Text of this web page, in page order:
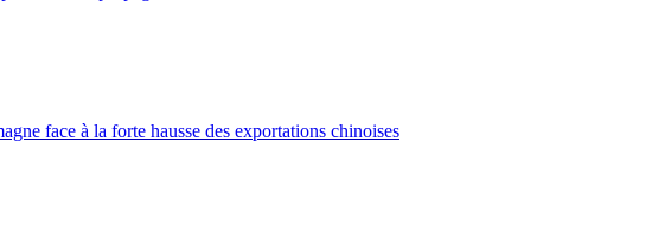
face à la forte hausse des exportations chinoises